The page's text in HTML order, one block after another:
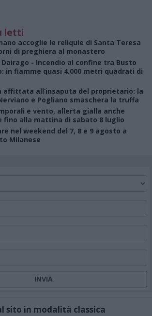
letti
accoglie le reliquie di Santa Teresa
di preghiera al monastero
- Incendio al confine tra Busto
in fiamme quasi 4.000 metri quadrati di
affittata all’insaputa del proprietario: la
e Pogliano smaschera la truffa
e vento, allerta gialla anche
fino alla mattina di sabato 8 luglio
nel weekend del 7, 8 e 9 agosto a
Milanese
sito in modalità classica